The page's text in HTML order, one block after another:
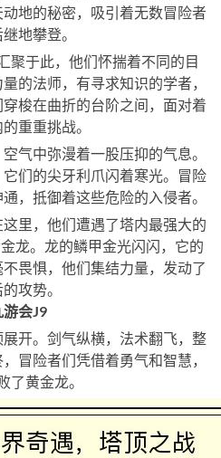
地的秘密，吸引着无数冒险者
地攀登。
聚于此，他们怀揣着不同的目
的法师，有寻求知识的学者，
梭在曲折的台阶之间，面对着
重重挑战。
气中弥漫着一股压抑的气息。
们的尖牙利爪闪着寒光。冒险
，抵御着这些危险的入侵者。
里，他们遭遇了塔内最强大的
龙。龙的鳞甲金光闪闪，它的
畏惧，他们集结力量，发动了
攻势。
游会J9
开。剑气纵横，法术翻飞，整
冒险者们凭借着勇气和智慧，
了黄金龙。